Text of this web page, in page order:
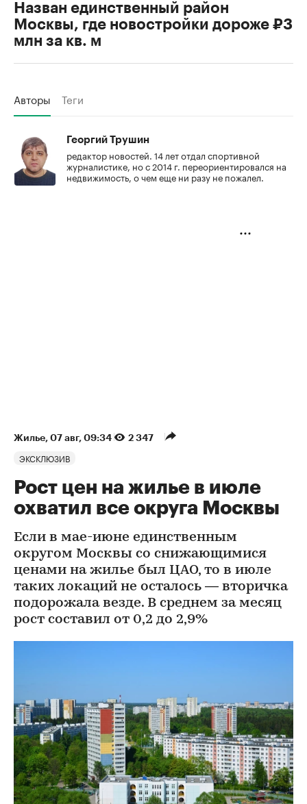
Назван единственный район
Москвы, где новостройки дороже ₽3
млн за кв. м
Авторы Теги
Георгий Трушин
редактор новостей. 14 лет отдал спортивной
журналистике, но с 2014 г. переориентировался на
недвижимость, о чем еще ни разу не пожалел.
Жилье⁠, 07 авг, 09:34 2 347
ЭКСКЛЮЗИВ
Рост цен на жилье в июле
охватил все округа Москвы
Если в мае-июне единственным
округом Москвы со снижающимися
ценами на жилье был ЦАО, то в июле
таких локаций не осталось — вторичка
подорожала везде. В среднем за месяц
рост составил от 0,2 до 2,9%